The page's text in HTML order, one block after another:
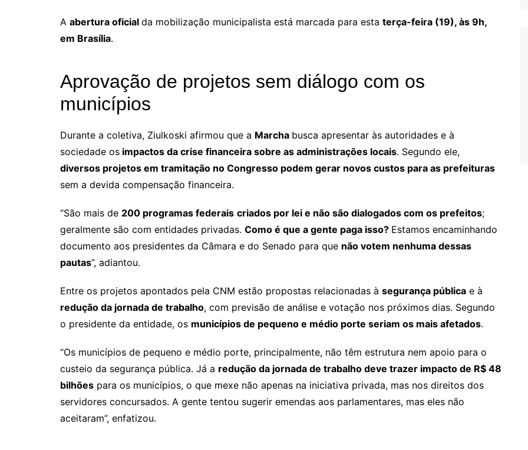
A abertura oficial da mobilização municipalista está marcada para esta terça-feira (19), às 9h,
em Brasília.
Aprovação de projetos sem diálogo com os
municípios
Durante a coletiva, Ziulkoski afirmou que a Marcha busca apresentar às autoridades e à
sociedade os impactos da crise financeira sobre as administrações locais. Segundo ele,
diversos projetos em tramitação no Congresso podem gerar novos custos para as prefeituras
sem a devida compensação financeira.
“São mais de 200 programas federais criados por lei e não são dialogados com os prefeitos;
geralmente são com entidades privadas. Como é que a gente paga isso? Estamos encaminhando
documento aos presidentes da Câmara e do Senado para que não votem nenhuma dessas
pautas”, adiantou.
Entre os projetos apontados pela CNM estão propostas relacionadas à segurança pública e à
redução da jornada de trabalho, com previsão de análise e votação nos próximos dias. Segundo
o presidente da entidade, os municípios de pequeno e médio porte seriam os mais afetados.
“Os municípios de pequeno e médio porte, principalmente, não têm estrutura nem apoio para o
custeio da segurança pública. Já a redução da jornada de trabalho deve trazer impacto de R$ 48
bilhões para os municípios, o que mexe não apenas na iniciativa privada, mas nos direitos dos
servidores concursados. A gente tentou sugerir emendas aos parlamentares, mas eles não
aceitaram”, enfatizou.